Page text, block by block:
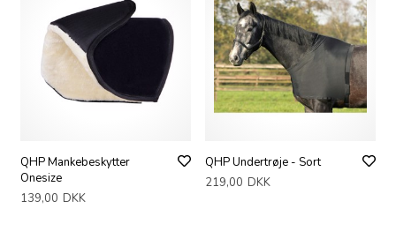
QHP Mankebeskytter
Onesize
139,00 DKK
QHP Undertrøje - Sort
219,00 DKK